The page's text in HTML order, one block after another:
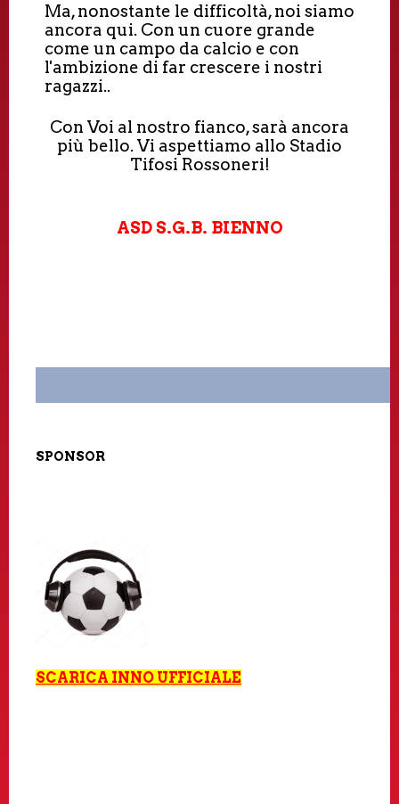
Ma, nonostante le difficoltà, noi siamo
ancora qui. Con un cuore grande
come un campo da calcio e con
l'ambizione di far crescere i nostri
ragazzi..
Con Voi al nostro fianco, sarà ancora
più bello. Vi aspettiamo allo Stadio
Tifosi Rossoneri!
ASD S.G.B. BIENNO
SPONSOR
SCARICA INNO UFFICIALE